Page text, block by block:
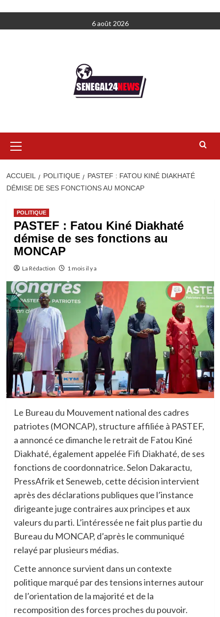
au
6 août 2026
principal
ACCUEIL POLITIQUE
PASTEF : FATOU KINÉ DIAKHATÉ
DÉMISE DE SES FONCTIONS AU MONCAP
POLITIQUE
PASTEF : Fatou Kiné Diakhaté
démise de ses fonctions au
MONCAP
La Rédaction 1 mois il y a
Le Bureau du Mouvement national des cadres
patriotes (MONCAP), structure affiliée à PASTEF,
a annoncé ce dimanche le retrait de Fatou Kiné
Diakhaté, également appelée Fifi Diakhaté, de ses
fonctions de coordonnatrice. Selon Dakaractu,
PressAfrik et Seneweb, cette décision intervient
après des déclarations publiques que l’instance
dirigeante juge contraires aux principes et aux
valeurs du parti. L’intéressée ne fait plus partie du
Bureau du MONCAP, d’après le communiqué
relayé par plusieurs médias.
Cette annonce survient dans un contexte
politique marqué par des tensions internes autour
de l’orientation de la majorité et de la
recomposition des forces proches du pouvoir.